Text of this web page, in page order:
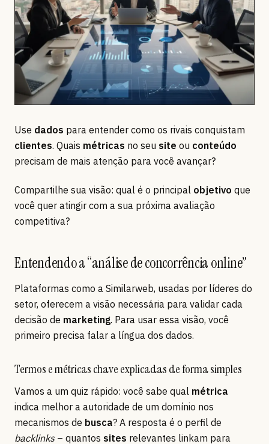
Use dados para entender como os rivais conquistam
clientes. Quais métricas no seu site ou conteúdo
precisam de mais atenção para você avançar?
Compartilhe sua visão: qual é o principal objetivo que
você quer atingir com a sua próxima avaliação
competitiva?
Entendendo a “análise de concorrência online”
Plataformas como a Similarweb, usadas por líderes do
setor, oferecem a visão necessária para validar cada
decisão de marketing. Para usar essa visão, você
primeiro precisa falar a língua dos dados.
Termos e métricas chave explicadas de forma simples
Vamos a um quiz rápido: você sabe qual métrica
indica melhor a autoridade de um domínio nos
mecanismos de busca? A resposta é o perfil de
backlinks– quantos sites relevantes linkam para